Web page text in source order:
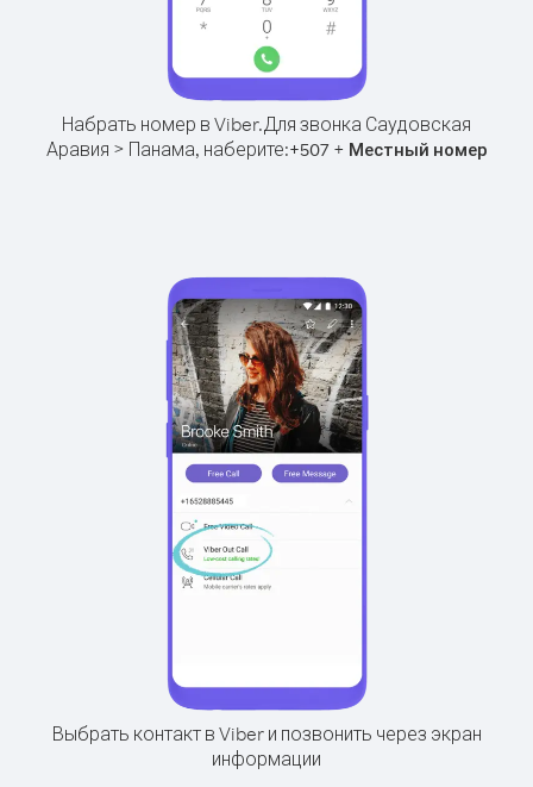
Набрать номер в Viber.Для звонка Саудовская
Аравия > Панама, наберите:+507+ Местный номер
Выбрать контакт в Viber и позвонить через экран
информации